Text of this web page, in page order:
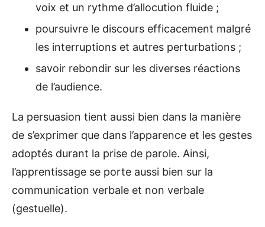
voix et un rythme d’allocution fluide ;
poursuivre le discours efficacement malgré
les interruptions et autres perturbations ;
savoir rebondir sur les diverses réactions
de l’audience.
La persuasion tient aussi bien dans la manière
de s’exprimer que dans l’apparence et les gestes
adoptés durant la prise de parole. Ainsi,
l’apprentissage se porte aussi bien sur la
communication verbale et non verbale
(gestuelle).